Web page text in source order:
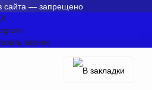
сайта — запрещено
звонок